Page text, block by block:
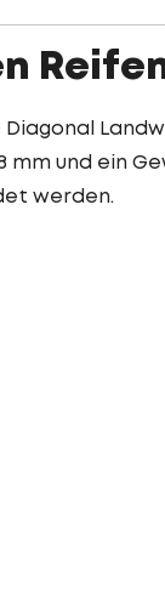
10 Diagonal
und ein
werden.